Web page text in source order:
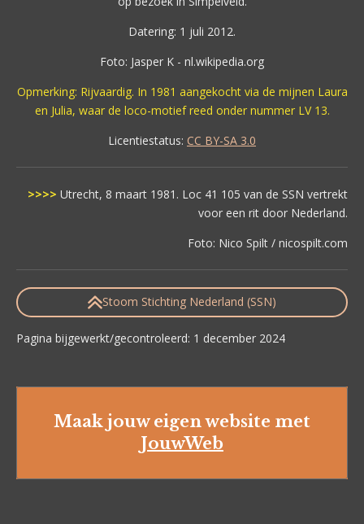
Datering: 1 juli 2012.
Foto: Jasper K - nl.wikipedia.org
Opmerking: Rijvaardig. In 1981 aangekocht via de mijnen Laura
en Julia, waar de loco-motief reed onder nummer LV 13.
Licentiestatus: CC BY-SA 3.0
>>>> Utrecht, 8 maart 1981. Loc 41 105 van de SSN vertrekt
voor een rit door Nederland.
Foto: Nico Spilt / nicospilt.com
Stoom Stichting Nederland (SSN)
Pagina bijgewerkt/gecontroleerd: 1 december 2024
Maak jouw eigen website met
JouwWeb